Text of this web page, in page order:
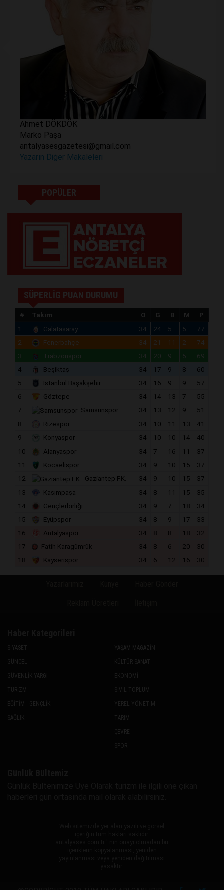
Ahmet DÖKDÖK
Marko Paşa
antalyasesgazetesi@gmail.com
Yazarın Diğer Makaleleri
POPÜLER
SÜPERLİG PUAN DURUMU
# Takım O G B M
P
1
Galatasaray 34 24 5 5
77
2
Fenerbahçe 34 21 11 2
74
3
Trabzonspor 34 20 9 5
69
4
Beşiktaş 34 17 9 8
60
5
İstanbul Başakşehir 34 16 9 9
57
6
Göztepe 34 14 13 7
55
7
Samsunspor 34 13 12 9
51
8
Rizespor 34 10 11 13
41
9
Konyaspor 34 10 10 14
40
10
Alanyaspor 34 7 16 11
37
11
Kocaelispor 34 9 10 15
37
12
Gaziantep F.K. 34 9 10 15
37
13
Kasımpaşa 34 8 11 15
35
14
Gençlerbirliği 34 9 7 18
34
15
Eyüpspor 34 8 9 17
33
16
Antalyaspor 34 8 8 18
32
17
Fatih Karagümrük 34 8 6 20
30
18
Kayserispor 34 6 12 16 30
SİYASET
GÜNCEL
GÜVENLİK-YARGI
TURİZM
EĞİTİM - GENÇLİK
SAĞLIK
YAŞAM-MAGAZİN
KÜLTÜR-SANAT
EKONOMİ
SİVİL TOPLUM
YEREL YÖNETİM
TARIM
ÇEVRE
SPOR